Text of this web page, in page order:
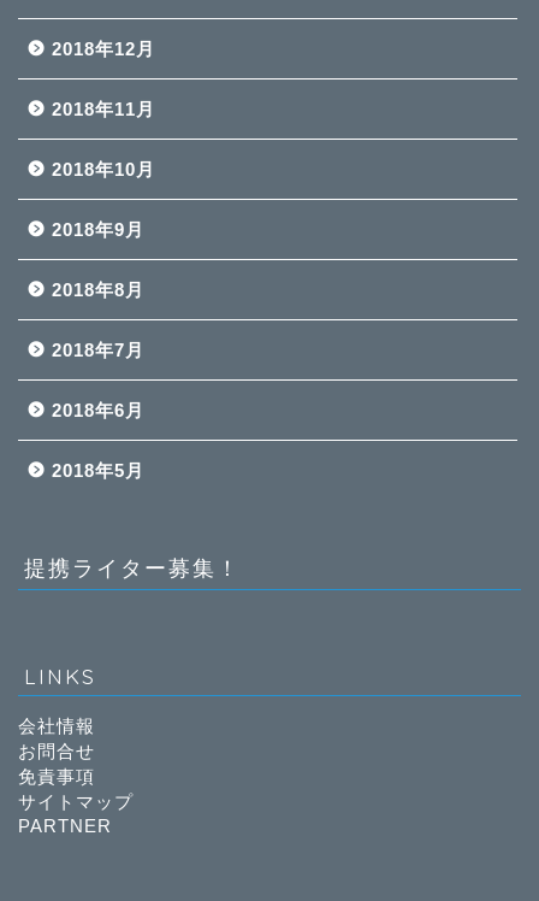
2018年12月
2018年11月
2018年10月
2018年9月
2018年8月
2018年7月
2018年6月
2018年5月
提携ライター募集！
LINKS
会社情報
お問合せ
免責事項
サイトマップ
PARTNER